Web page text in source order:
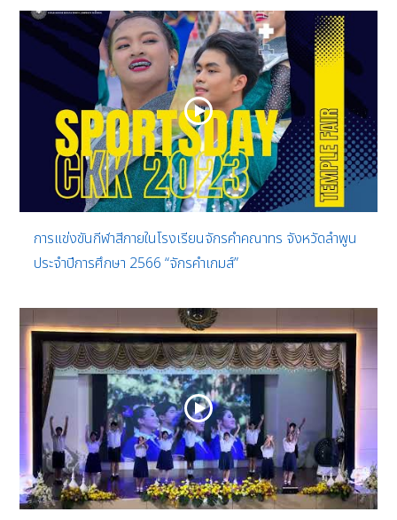
การแข่งขันกีฬาสีภายในโรงเรียนจักรคำคณาทร จังหวัดลำพูน
ประจำปีการศึกษา 2566 “จักรคำเกมส์”